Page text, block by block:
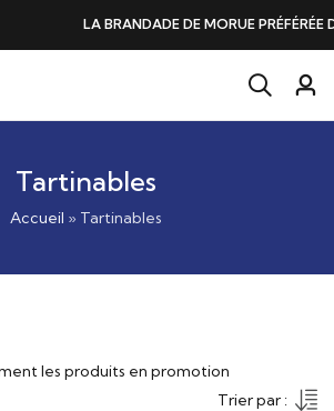
DE MORUE PRÉFÉRÉE DES GOURMANDS,
Tartinables
Accueil » Tartinables
les produits en promotion
Trier par :